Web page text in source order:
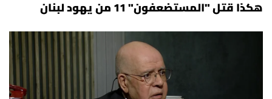
هكذا قتل "المستضعفون" 11 من يهود لبنان